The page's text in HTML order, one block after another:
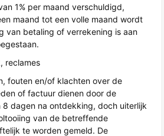
1% per maand verschuldigd,
maand tot een volle maand wordt
van betaling of verrekening is aan
reclames
fouten en/of klachten over de
of factuur dienen door de
dagen na ontdekking, doch uiterlijk
van de betreffende
te worden gemeld. De